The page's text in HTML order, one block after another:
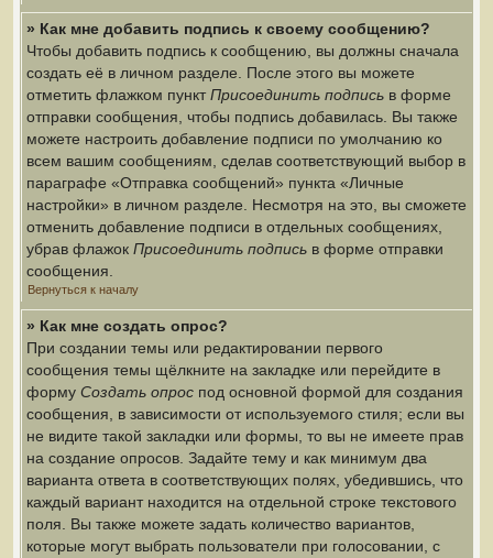
» Как мне добавить подпись к своему сообщению?
Чтобы добавить подпись к сообщению, вы должны сначала
создать её в личном разделе. После этого вы можете
отметить флажком пунктПрисоединить подпись в форме
отправки сообщения, чтобы подпись добавилась. Вы также
можете настроить добавление подписи по умолчанию ко
всем вашим сообщениям, сделав соответствующий выбор в
параграфе «Отправка сообщений» пункта «Личные
настройки» в личном разделе. Несмотря на это, вы сможете
отменить добавление подписи в отдельных сообщениях,
убрав флажок Присоединить подпись в форме отправки
сообщения.
Вернуться к началу
» Как мне создать опрос?
При создании темы или редактировании первого
сообщения темы щёлкните на закладке или перейдите в
форму Создать опрос под основной формой для создания
сообщения, в зависимости от используемого стиля; если вы
не видите такой закладки или формы, то вы не имеете прав
на создание опросов. Задайте тему и как минимум два
варианта ответа в соответствующих полях, убедившись, что
каждый вариант находится на отдельной строке текстового
поля. Вы также можете задать количество вариантов,
которые могут выбрать пользователи при голосовании, с